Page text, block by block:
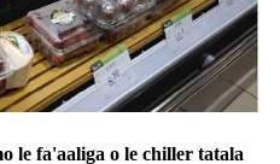
le fa'aaliga o le chiller tatala